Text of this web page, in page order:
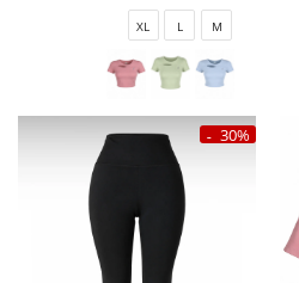
M
L
XL
30%